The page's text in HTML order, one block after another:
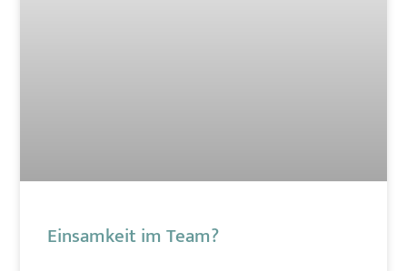
Einsamkeit im Team?